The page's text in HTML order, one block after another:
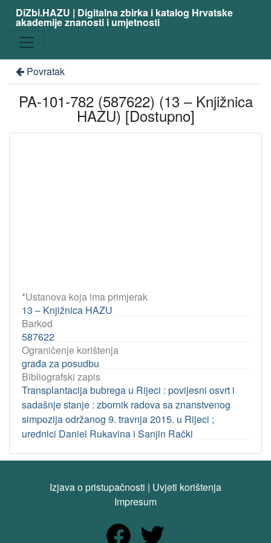
DiZbi.HAZU | Digitalna zbirka i katalog Hrvatske
akademije znanosti i umjetnosti
Povratak
PA-101-782 (587622) (13 – Knjižnica
HAZU) [Dostupno]
*Ustanova koja ima primjerak
13 – Knjižnica HAZU
Barkod
587622
Ograničenje korištenja
građa za posudbu
Bibliografski zapis
Transplantacija bubrega u Rijeci : povijesni osvrt i
sadašnje stanje : zbornik radova sa znanstvenog
simpozija održanog 9. travnja 2015. u Rijeci ;
urednici Daniel Rukavina i Sanjin Rački
Izjava o pristupačnosti | Uvjeti korištenja
Impresum